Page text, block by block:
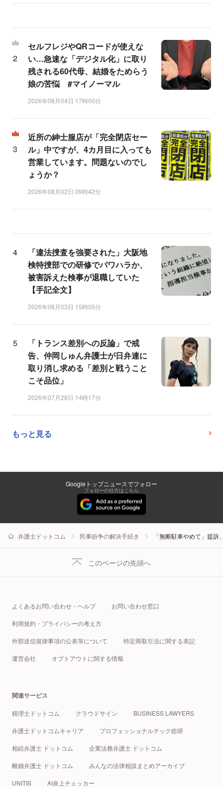
セルフレジやQRコードが使えな
い…急速な「デジタル化」に取り
残される60代母、結婚をためらう
娘の苦悩 #マイノーマル
2026年08月04日 17時00分
近所の紳士服店が「完全閉店セー
ル」中ですが、4カ月目に入っても
営業しています。問題ないのでし
ょうか？
2026年08月02日 09時42分
「違法捜査を強要された」大阪地
検特捜部での研修でパワハラか、
被害訴えた検事が退職していた
【手記全文】
2026年08月03日 15時05分
「トランス差別への反論」で戒
告、仲岡しゅん弁護士が日弁連に
取り消し求める「差別と戦うこと
こそ品位」
2026年07月28日 14時17分
もっと見る
Googleトップニュースでフォロー
フォローの仕方はこちら
弁護士ドットコム 民事紛争の解決手続き 「無断駐車やめて」提
このページの先頭へ
よくあるお問い合わせ・ヘルプ お問い合わせ窓口
利用規約・プライバシーの考え方
外部送信規律事項の公表等について 特定商取引法に関する表記
運営会社 オプトアウトに関する情報
関連サービス
税理士ドットコム クラウドサイン BUSINESS LAWYERS
弁護士ドットコムキャリア プロフェッショナルテック総研
相続弁護士 ドットコム 企業法務弁護士 ドットコム
離婚弁護士 ドットコム みんなの法律相談まとめアーカイブ
UNITIS AI炎上チェッカー